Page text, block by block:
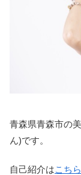
青森県青森市の
ん)です。
自己紹介はこちら